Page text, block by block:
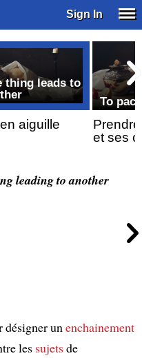
Sign In
thing leads to
aiguille
To
et ses
leading to another
désigner un enchainement
les sujetsde